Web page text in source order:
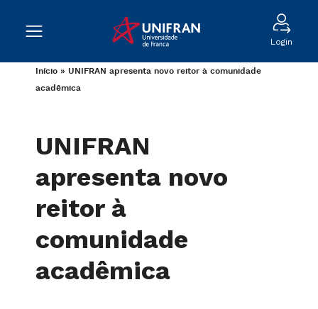
Login
Início » UNIFRAN apresenta novo reitor à comunidade
acadêmica
UNIFRAN
apresenta novo
reitor à
comunidade
acadêmica